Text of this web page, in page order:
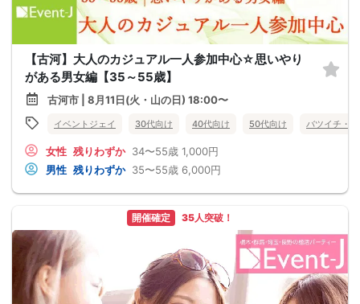
【古河】大人のカジュアル一人参加中心☆思いやり
がある男女編【35～55歳】
古河市 | 8月11日(火・山の日) 18:00〜
イベントジェイ 30代向け 40代向け 50代向け バツイチ・
女性 残りわずか 34〜55歳 1,000円
男性 残りわずか 35〜55歳 6,000円
開催確定 35人突破！